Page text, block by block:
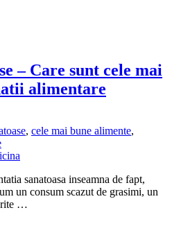
– Care sunt cele mai
alimentare
, cele mai bune alimente,
sanatoasa inseamna de fapt,
un consum scazut de grasimi, un
…